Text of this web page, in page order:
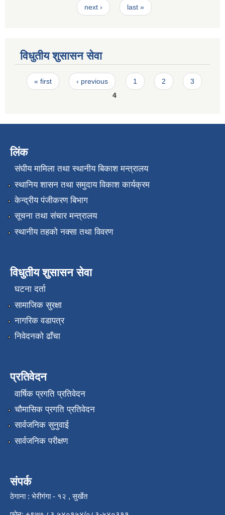
next › last »
विधुतीय शुसासन सेवा
Pages
« first ‹ previous 1 2
3
4
लिंक
संघीय मामिला तथा स्थानीय बिकाश मन्त्रालय
स्थानिय शासन तथा समुदाय विकाश कार्यक्रम
केन्द्रीय पंजीकरण बिभाग
सूचना तथा संचार मन्त्रालय
स्थानीय तहको नक्सा तथा विवरण
विधुतीय शुसासन सेवा
घटना दर्ता
सामाजिक सुरक्षा
नागरिक वडापत्र
निवेदनको ढाँचा
प्रतिवेदन
वार्षिक प्रगति प्रतिवेदन
चौमासिक प्रगति प्रतिवेदन
सार्वजनिक सुनुवाई
सार्वजनिक परीक्षण
संपर्क
ठेगाना : भेरीगंगा - १२ , सुर्खेत